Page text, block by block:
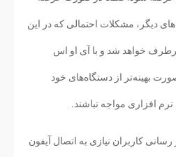
دیگر، مشکلات احتمالی که در این
خواهد شد و با آی او اس
صورت بهینه‌تر از دستگاه‌های خود
نرم افزاری مواجه نباشند.
کاربران نیازی به اتصال آیفون